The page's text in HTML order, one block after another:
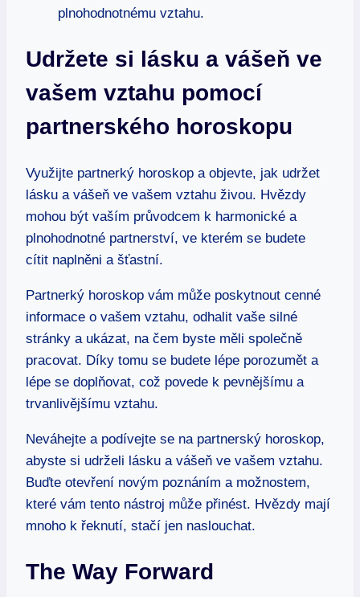
plnohodnotnému vztahu.
Udržete si ⁤lásku a vášeň ve
vašem vztahu pomocí
partnerského⁢ horoskopu
Využijte partnerký⁣ horoskop⁢ a objevte,‌ jak‍ udržet
⁤lásku a vášeň ve vašem vztahu živou. Hvězdy ​
mohou být vaším​ průvodcem ⁢k harmonické a
‍plnohodnotné⁢ partnerství, ve ‍kterém se budete
cítit naplněni a​ šťastní.
Partnerký horoskop‍ vám může​ poskytnout cenné
informace o ⁣vašem vztahu, ⁣odhalit vaše silné
stránky‍ a ‌ukázat, ⁣na čem‍ byste⁤ měli ⁣společně
pracovat.⁣ Díky tomu se‍ budete lépe porozumět​ a
⁢lépe se‍ doplňovat,‍ což povede k ⁤pevnějšímu ⁣a ​
trvanlivějšímu vztahu.
Neváhejte a podívejte se ⁣na partnerský horoskop,‌
abyste si udrželi ‍lásku ⁣a‍ vášeň‍ ve ⁢vašem vztahu.​
Buďte otevření novým poznáním a​ možnostem,‍
které vám tento nástroj může přinést.‍ Hvězdy mají
mnoho k⁣ řeknutí, stačí jen naslouchat.
The ⁢Way Forward